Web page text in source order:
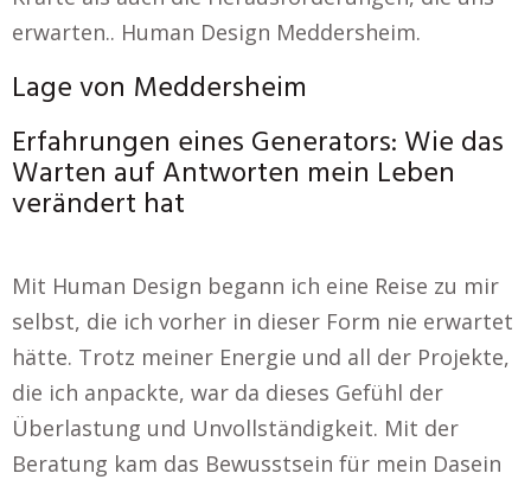
erwarten.. Human Design Meddersheim.
Lage von Meddersheim
Erfahrungen eines Generators: Wie das
Warten auf Antworten mein Leben
verändert hat
Mit Human Design begann ich eine Reise zu mir
selbst, die ich vorher in dieser Form nie erwartet
hätte. Trotz meiner Energie und all der Projekte,
die ich anpackte, war da dieses Gefühl der
Überlastung und Unvollständigkeit. Mit der
Beratung kam das Bewusstsein für mein Dasein